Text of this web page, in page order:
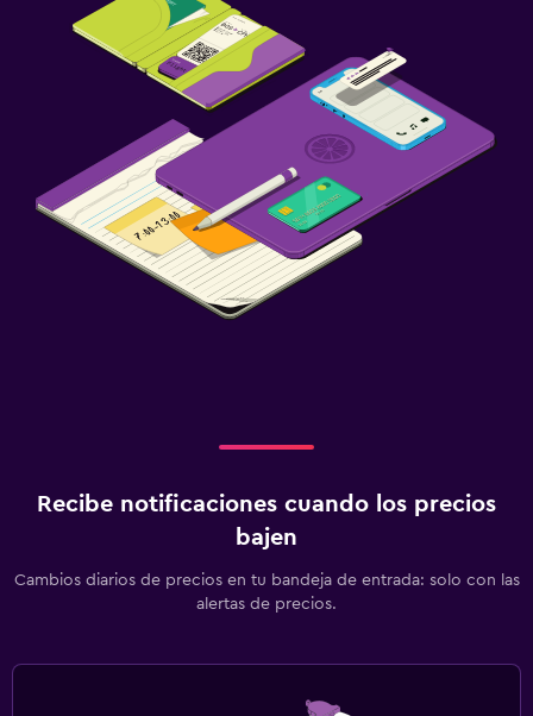
Recibe notificaciones cuando los precios
bajen
Cambios diarios de precios en tu bandeja de entrada: solo con las
alertas de precios.